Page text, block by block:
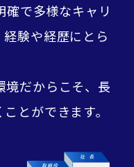
確で多様なキャリ
験や経歴にとら
境だからこそ、長
とができます。